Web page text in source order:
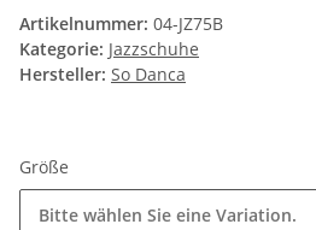
Artikelnummer: 04-JZ75B
Kategorie: Jazzschuhe
Hersteller: So Danca
Größe
Bitte wählen Sie eine Variation.